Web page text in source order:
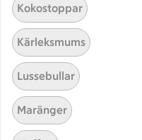
Schnitzel
Kokostoppar
Kärleksmums
Lussebullar
Maränger